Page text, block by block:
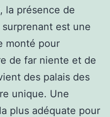
la présence de
est une
monté pour
de far niente et de
des palais des
unique. Une
plus adéquate pour